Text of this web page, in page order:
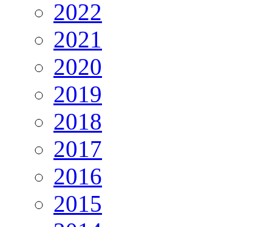
2022
2021
2020
2019
2018
2017
2016
2015